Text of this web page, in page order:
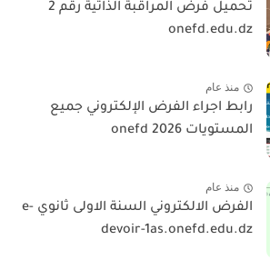
تحميل فرض المراقبة الذاتية رقم 2
onefd.edu.dz
منذ عام
رابط اجراء الفرض الإلكتروني جميع
المستويات 2026 onefd
منذ عام
الفرض الالكتروني السنة الاولى ثانوي e-
devoir-1as.onefd.edu.dz